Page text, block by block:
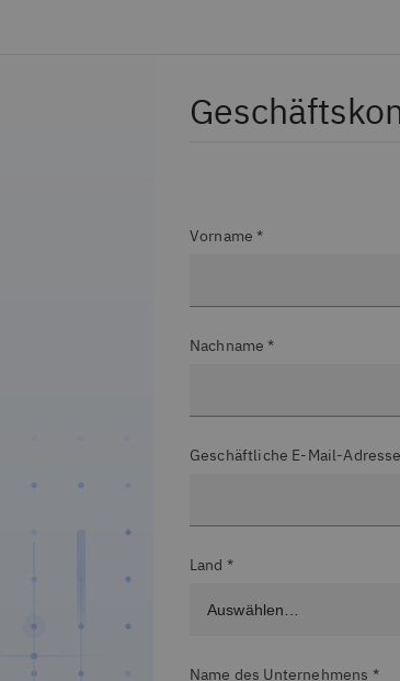
Vorname *
Nachname *
Geschäftliche E-Mail-
Land *
Name des Unternehmens *